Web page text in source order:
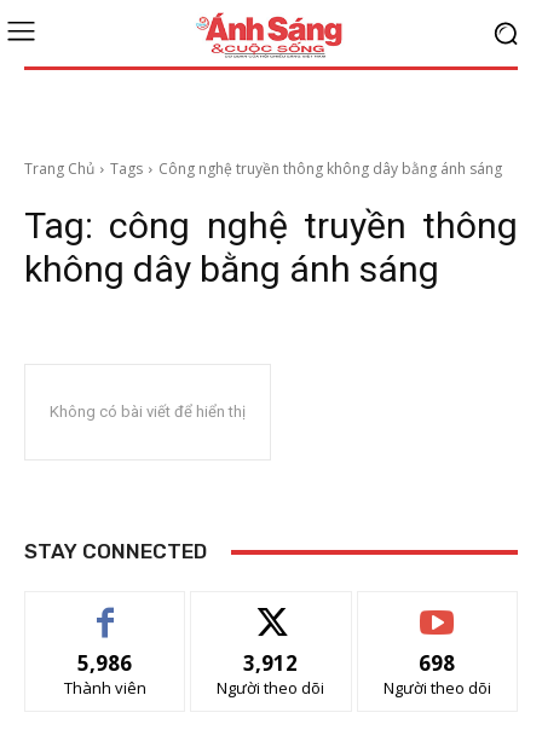
Trang Chủ Tags Công nghệ truyền thông không dây bằng ánh sáng
Tag: công nghệ truyền thông
không dây bằng ánh sáng
Không có bài viết để hiển thị
STAY CONNECTED
5,986
Thành viên
3,912
Người theo dõi
698
Người theo dõi